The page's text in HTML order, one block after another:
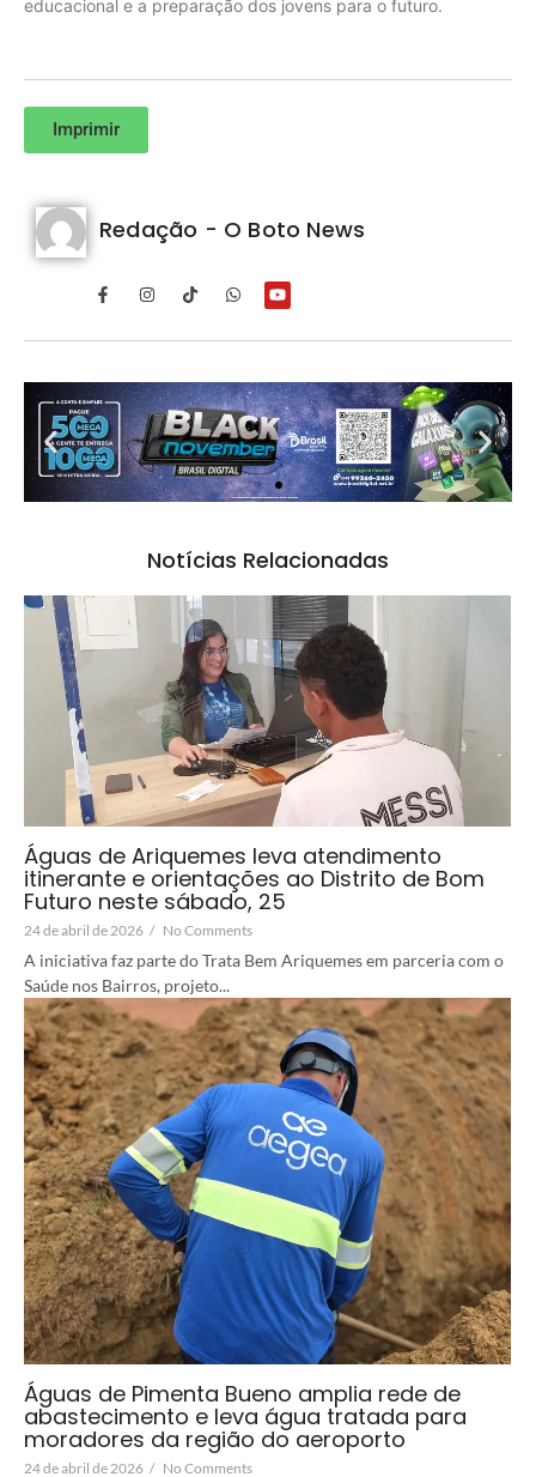
educacional e a preparação dos jovens para o futuro.
Imprimir
Redação - O Boto News
Notícias Relacionadas
Águas de Ariquemes leva atendimento
itinerante e orientações ao Distrito de Bom
Futuro neste sábado, 25
24 de abril de 2026 / No Comments
A iniciativa faz parte do Trata Bem Ariquemes em parceria com o
Saúde nos Bairros, projeto...
Águas de Pimenta Bueno amplia rede de
abastecimento e leva água tratada para
moradores da região do aeroporto
24 de abril de 2026 / No Comments